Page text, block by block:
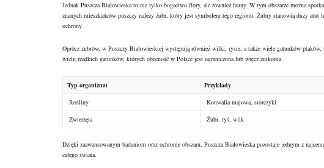
Jednak Puszcza Białowieska to nie tylko bogactwo flory, ale również fauny. W tym obszarze można
znanych mieszkańców puszczy należy żubr, który jest symbolem tego regionu. Żubry stanowią duży
ochrony.
Oprócz żubrów, w Puszczy Białowieskiej występują również wilki, rysie, a także wiele gatunków
wielu rzadkich gatunków, których obecność w Polsce jest ograniczona lub wręcz znikoma.
Typ organizmu Przykłady
Rośliny
Konwalia majowa, storczyki
Zwierzęta
Żubr, ryś, wilk
Dzięki zaawansowanym badaniom oraz ochronie obszaru, Puszcza Białowieska pozostaje jednym z
całego świata.